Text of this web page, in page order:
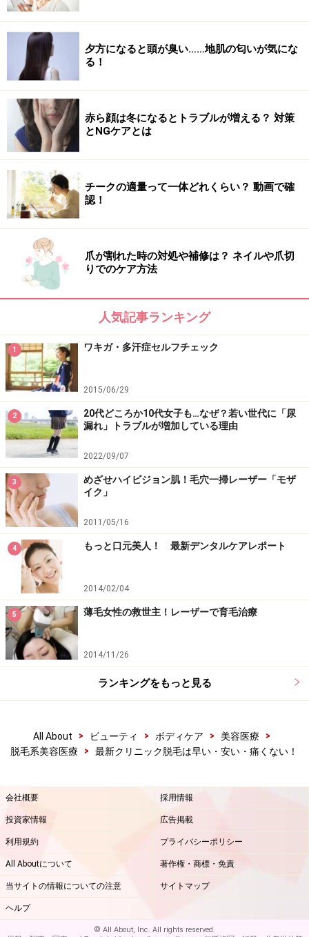
夕方になると頭が臭い……地肌の匂いが気にな
る！
赤ら顔は冬になるとトラブルが増える？ 対策
とNGケアとは
チークの適量って一体どれくらい？ 動画で確
認！
爪が割れた時の対処や補修は？ ネイルや爪切
りでのケア方法
人気記事ランキング
1 ワキガ・多汗症セルフチェック
2015/06/29
2
20代どころか10代女子も…なぜ？若い世代に「尿
漏れ」トラブルが増加している理由
2022/09/07
3
めざせハイビジョン肌！毛穴一掃レーザー「モザ
イク」
2011/05/16
4 もっと口元美人！ 最新デンタルケアレポート
2014/02/04
5 薄毛女性の救世主！レーザーで育毛治療
2014/11/26
ランキングをもっと見る
All About > ビューティ > ボディケア > 美容医療
>
脱毛系美容医療
> 最新クリニック脱毛は早い・安い・痛くない！
会社概要 採用情報
投資家情報 広告掲載
利用規約 プライバシーポリシー
All Aboutについて 著作権・商標・免責
当サイトの情報についての注意 サイトマップ
ヘルプ
© All About, Inc. All rights reserved.